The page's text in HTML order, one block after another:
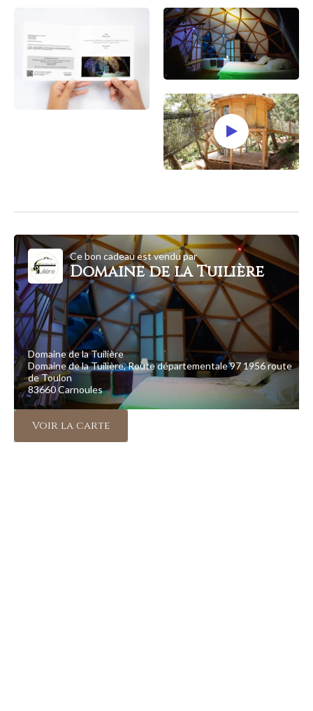
Ce bon cadeau est vendu par
Domaine de la Tuilière
Domaine de la Tuilière
Domaine de la Tuilière, Route départementale 97 1956 route
de Toulon
83660 Carnoules
Voir la carte